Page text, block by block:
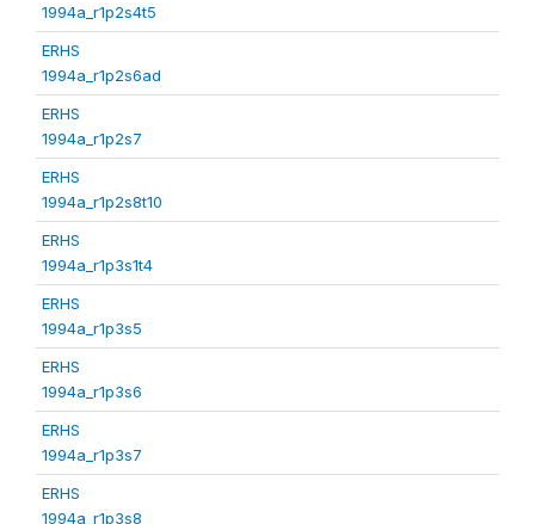
1994a_r1p2s4t5
ERHS
1994a_r1p2s6ad
ERHS
1994a_r1p2s7
ERHS
1994a_r1p2s8t10
ERHS
1994a_r1p3s1t4
ERHS
1994a_r1p3s5
ERHS
1994a_r1p3s6
ERHS
1994a_r1p3s7
ERHS
1994a_r1p3s8